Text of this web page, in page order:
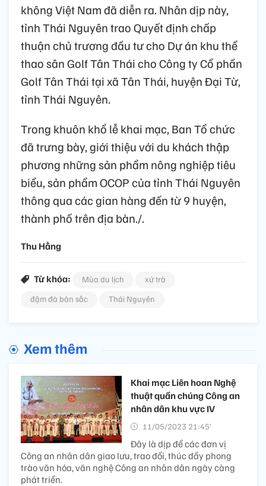
không Việt Nam đã diễn ra. Nhân dịp này,
tỉnh Thái Nguyên trao Quyết định chấp
thuận chủ trương đầu tư cho Dự án khu thể
thao sân Golf Tân Thái cho Công ty Cổ phần
Golf Tân Thái tại xã Tân Thái, huyện Đại Từ,
tỉnh Thái Nguyên.
Trong khuôn khổ lễ khai mạc, Ban Tổ chức
đã trưng bày, giới thiệu với du khách thập
phương những sản phẩm nông nghiệp tiêu
biểu, sản phẩm OCOP của tỉnh Thái Nguyên
thông qua các gian hàng đến từ 9 huyện,
thành phố trên địa bàn./.
Thu Hằng
Từ khóa: Mùa du lịch
xứ trà
đậm đà bản sắc
Thái Nguyên
Xem thêm
Khai mạc Liên hoan Nghệ
thuật quần chúng Công an
nhân dân khu vực IV
11/05/2023 21:45’
Đây là dịp để các đơn vị
Công an nhân dân giao lưu, trao đổi, thúc đẩy phong
trào văn hóa, văn nghệ Công an nhân dân ngày càng
phát triển.